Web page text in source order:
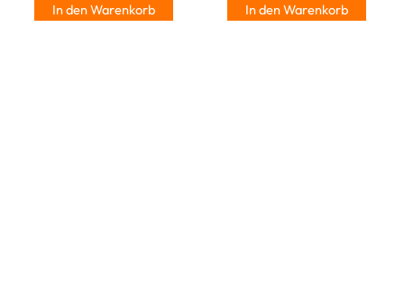
In den Warenkorb In den Warenkorb